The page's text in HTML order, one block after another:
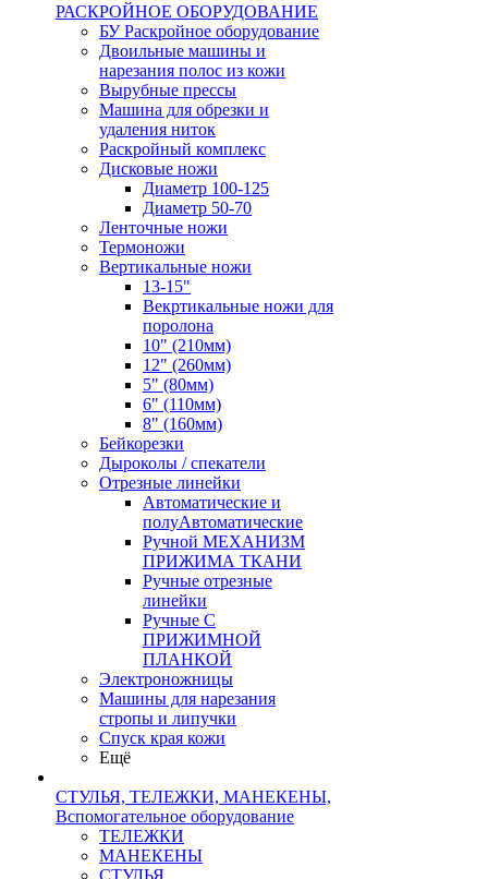
РАСКРОЙНОЕ ОБОРУДОВАНИЕ
БУ Раскройное оборудование
Двоильные машины и
нарезания полос из кожи
Вырубные прессы
Машина для обрезки и
удаления ниток
Раскройный комплекс
Дисковые ножи
Диаметр 100-125
Диаметр 50-70
Ленточные ножи
Термоножи
Вертикальные ножи
13-15"
Векртикальные ножи для
поролона
10" (210мм)
12" (260мм)
5" (80мм)
6" (110мм)
8" (160мм)
Бейкорезки
Дыроколы / спекатели
Отрезные линейки
Автоматические и
полуАвтоматические
Ручной МЕХАНИЗМ
ПРИЖИМА ТКАНИ
Ручные отрезные
линейки
Ручные С
ПРИЖИМНОЙ
ПЛАНКОЙ
Электроножницы
Машины для нарезания
стропы и липучки
Спуск края кожи
Ещё
СТУЛЬЯ, ТЕЛЕЖКИ, МАНЕКЕНЫ,
Вспомогательное оборудование
ТЕЛЕЖКИ
МАНЕКЕНЫ
СТУЛЬЯ